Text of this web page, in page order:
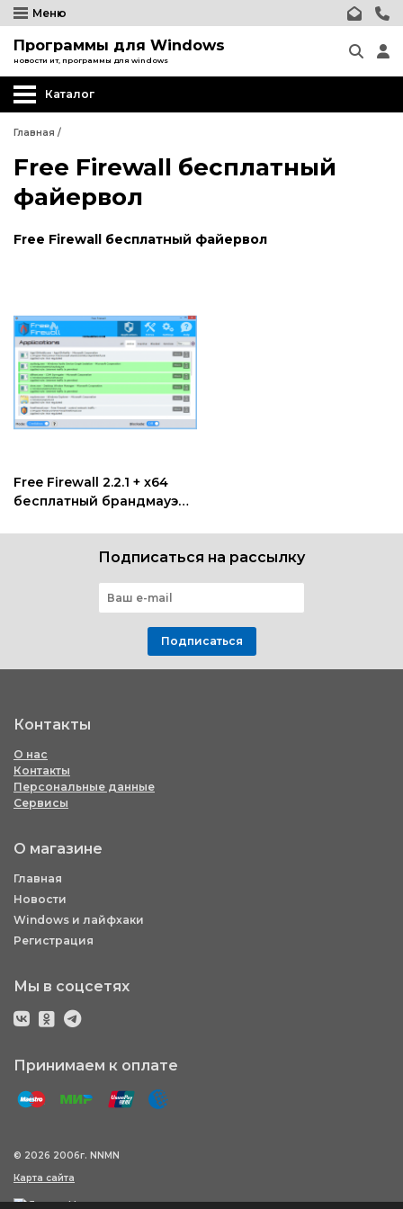
Меню
Программы для Windows
новости ит, программы для windows
Каталог
Главная /
Free Firewall бесплатный
файервол
Free Firewall бесплатный файервол
Free Firewall 2.2.1 + x64
бесплатный брандмауэр
Подписаться на рассылку
Подписаться
Контакты
О нас
Контакты
Персональные данные
Сервисы
О магазине
Главная
Новости
Windows и лайфхаки
Регистрация
Мы в соцсетях
Принимаем к оплате
© 2026 2006г. NNMN
Карта сайта